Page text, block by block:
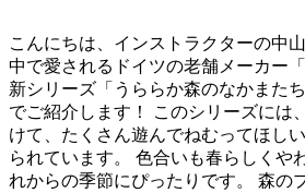
こんにちは、インストラクターの中
中で愛されるドイツの老舗メーカー
新シリーズ「うららか森のなかまた
でご紹介します！ このシリーズには
けて、たくさん遊んでねむってほし
られています。 色合いも春らしくや
れからの季節にぴったりです。 森の